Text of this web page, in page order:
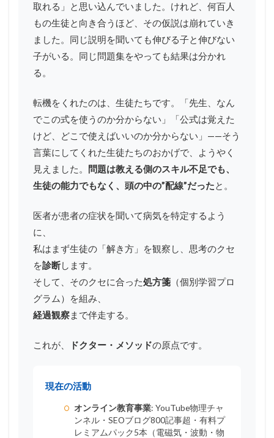
取れる」と思い込んでいました。けれど、何百人
もの生徒と向き合うほど、その仮説は崩れていき
ました。同じ説明を聞いても伸びる子と伸びない
子がいる。同じ問題集をやっても結果は分かれ
る。
転機をくれたのは、生徒たちです。「先生、なん
でこの式を使うのか分からない」「公式は覚えた
けど、どこで使えばいいのか分からない」——そう
言葉にしてくれた生徒たちのおかげで、ようやく
見えました。
問題は教える側のスキル不足でも、
生徒の能力でもなく、頭の中の”配線”だったと。
医者が患者の症状を聞いて病気を特定するよう
に、
私はまず生徒の「解き方」を観察し、思考のクセ
を診断します。
そして、そのクセに合った処方箋 （個別学習プロ
グラム）を組み、
経過観察まで伴走する。
これが、 ドクター・メソッドの原点です。
現在の活動
オンライン教育事業: YouTube物理チャ
ンネル・SEOブログ800記事超・有料プ
レミアムパック5本（電磁気・波動・物